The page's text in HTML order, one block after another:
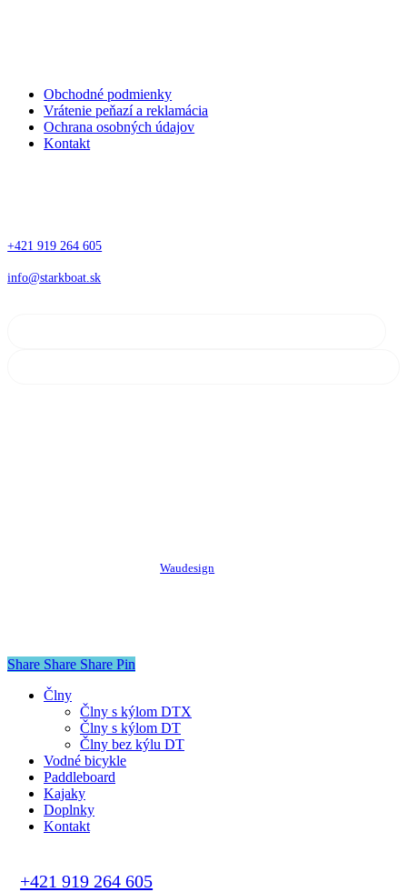
Obchodné podmienky
Vrátenie peňazí a reklamácia
Ochrana osobných údajov
Kontakt
+421 919 264 605
info@starkboat.sk
Tvorba web stránok a eshopovWaudesign
Share Share Share Pin
Close
Člny
Člny s kýlom DTX
Člny s kýlom DT
Člny bez kýlu DT
Vodné bicykle
Paddleboard
Kajaky
Doplnky
Kontakt
+421 919 264 605